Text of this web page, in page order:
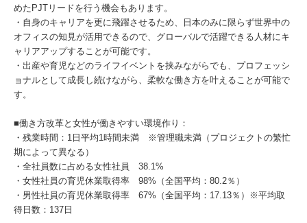
めたPJTリードを行う機会もあります。
・自身のキャリアを更に飛躍させるため、⽇本のみに限らず世界中の
オフィスの知⾒が活⽤できるので、グローバルで活躍できる人材にキ
ャリアアップすることが可能です。
・出産や育児などのライフイベントを挟みながらでも、プロフェッシ
ョナルとして成⻑し続けながら、柔軟な働き⽅を叶えることが可能で
す。
■働き方改革と女性が働きやすい環境作り：
・残業時間：1日平均1時間未満 ※管理職未満（プロジェクトの繁忙
期によって異なる）
・全社員数に占める女性社員 38.1%
・女性社員の育児休業取得率 98%（全国平均：80.2％）
・男性社員の育児休業取得率 67%（全国平均：17.13％）※平均取
得日数：137日